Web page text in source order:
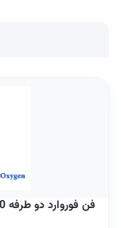
فن فوروارد دو طرفه 30-28 الساموتور